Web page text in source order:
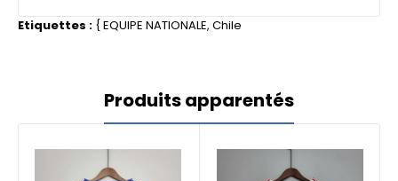
Etiquettes : {EQUIPE NATIONALE, Chile
Produits apparentés